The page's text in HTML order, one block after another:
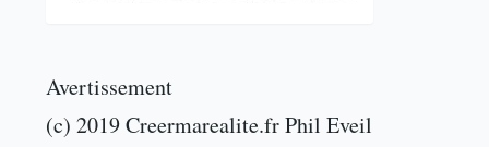
Avertissement
(c) 2019 Creermarealite.fr Phil Eveil